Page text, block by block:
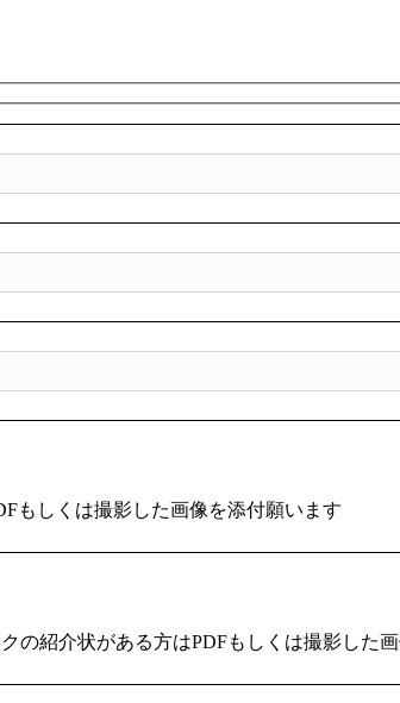
もしくは撮影した画像を添付願います
の紹介状がある方はPDFもしくは撮影した